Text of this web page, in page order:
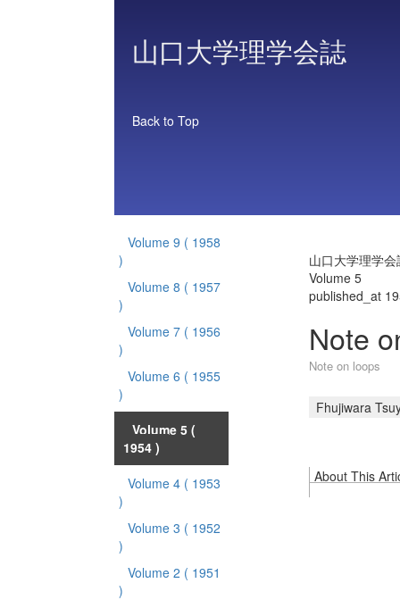
山口大学理学会誌
Back to Top
Volume 9 ( 1958
)
Volume 8 ( 1957
)
Volume 7 ( 1956
)
Volume 6 ( 1955
)
Volume 5 (
1954 )
Volume 4 ( 1953
)
Volume 3 ( 1952
)
Volume 2 ( 1951
)
山口大学理学会
Volume 5
published_at
Note
Note on loops
Fhujiwara
About This